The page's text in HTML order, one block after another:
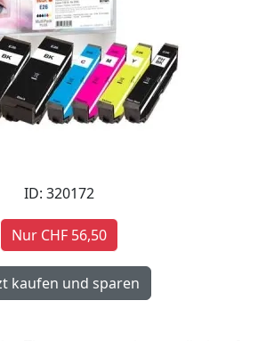
ID: 320172
Nur CHF 56,50